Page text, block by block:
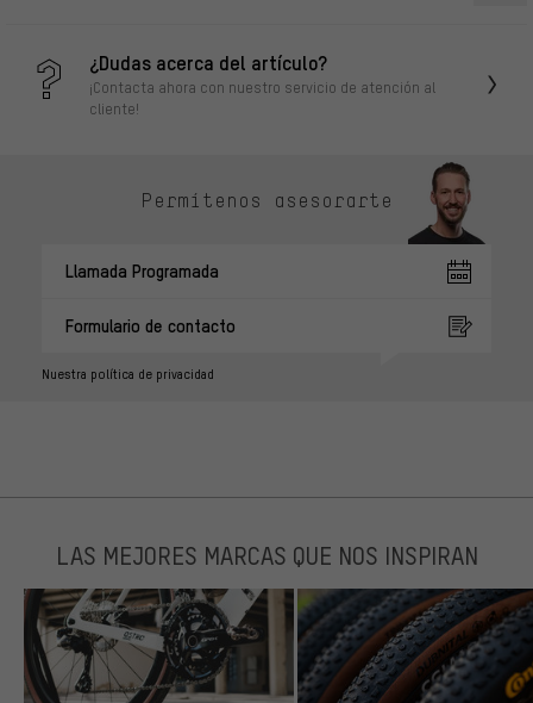
¿Dudas acerca del artículo?
¡Contacta ahora con nuestro servicio de atención al
cliente!
Permítenos asesorarte
Llamada Programada
Formulario de contacto
Nuestra política de privacidad
LAS MEJORES MARCAS QUE NOS INSPIRAN